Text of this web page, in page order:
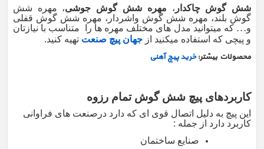
شش گوش چاکدار ، مهره شش گوش جوشی، مهره شش
گوش بلند، مهره شش گوش واشردار، مهره شش گوش قفلی
و...که میتوانید مدل های مختلف مهره ها را متناسب با نیازتان
و پیچی که استفاده میکنید از جهان پیچ صنعت تهیه کنید.
محصولات بیشتر:خرید پیچ آهنی
کاربردهای پیچ شش گوش تمام رزوه
این پیچ به دلیل اتصال قوی ای که دارد درصنعت های فراوانی
کاربرد دارد از جمله :
صنایع ساختمان